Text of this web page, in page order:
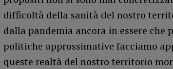
difficoltà della sanità del nostro
dalla pandemia ancora in essere che
politiche approssimative facciamo
queste realtà del nostro territorio